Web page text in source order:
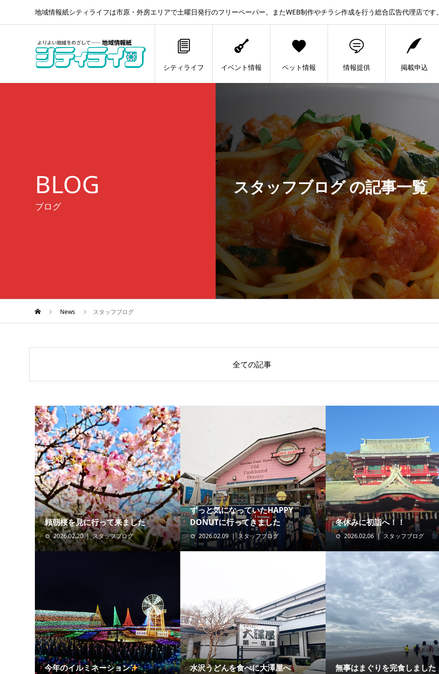
地域情報紙シティライフは市原・外房エリアで土曜日発行のフリーペーパー。またWEB制作やチラシ作成を行う総合広告代理店です。
シティライフ イベント情報 ペット情報 情報提供 掲載申込
BLOG
ブログ
スタッフブログ の記事一覧
News スタッフブログ
全ての記事
頼朝桜を見に行って来ました
2026.02.20 スタッフブログ
ずっと気になっていたHAPPY
DONUTに行ってきました
2026.02.09 スタッフブログ
冬休みに初詣へ！！
2026.02.06 スタッフブログ
今年のイルミネーション 水沢うどんを食べに大澤屋へ 無事はまぐりを完食しました